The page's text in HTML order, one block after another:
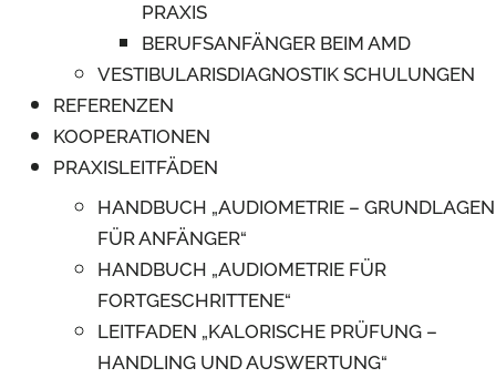
PRAXIS
BERUFSANFÄNGER BEIM AMD
VESTIBULARISDIAGNOSTIK SCHULUNGEN
REFERENZEN
KOOPERATIONEN
PRAXISLEITFÄDEN
HANDBUCH „AUDIOMETRIE – GRUNDLAGEN
FÜR ANFÄNGER“
HANDBUCH „AUDIOMETRIE FÜR
FORTGESCHRITTENE“
LEITFADEN „KALORISCHE PRÜFUNG –
HANDLING UND AUSWERTUNG“